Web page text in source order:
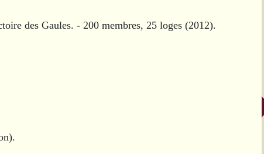
des Gaules. - 200 membres, 25 loges (2012).